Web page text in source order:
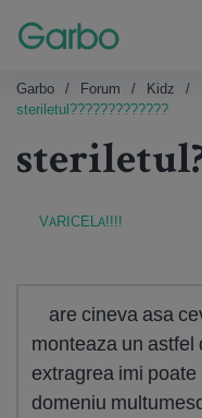
Garbo Forum Kidz
steriletul?????????????
VARICELA!!!!
are cineva asa
monteaza un
extragrea imi
domeniu